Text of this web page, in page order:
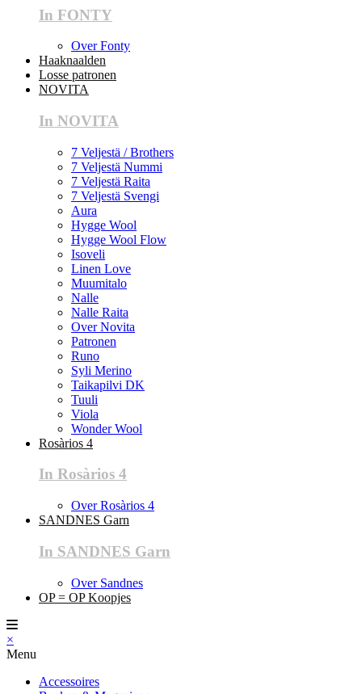
In FONTY
Over Fonty
Haaknaalden
Losse patronen
NOVITA
In NOVITA
7 Veljestä / Brothers
7 Veljestä Nummi
7 Veljestä Raita
7 Veljestä Svengi
Aura
Hygge Wool
Hygge Wool Flow
Isoveli
Linen Love
Muumitalo
Nalle
Nalle Raita
Over Novita
Patronen
Runo
Syli Merino
Taikapilvi DK
Tuuli
Viola
Wonder Wool
Rosàrios 4
In Rosàrios 4
Over Rosàrios 4
SANDNES Garn
In SANDNES Garn
Over Sandnes
OP = OP Koopjes
×
Menu
Accessoires